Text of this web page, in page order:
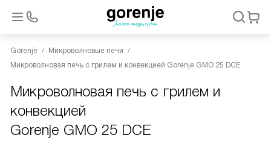
Gorenje
Микроволновые печи
Микроволновая печь с грилем и конвекцией Gorenje GMO 25 DCE
Микроволновая печь с грилем и
конвекцией
Gorenje GMO 25 DCE